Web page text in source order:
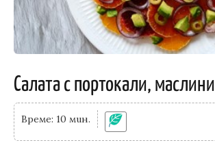
Салата с портокали,
Време: 10 мин.